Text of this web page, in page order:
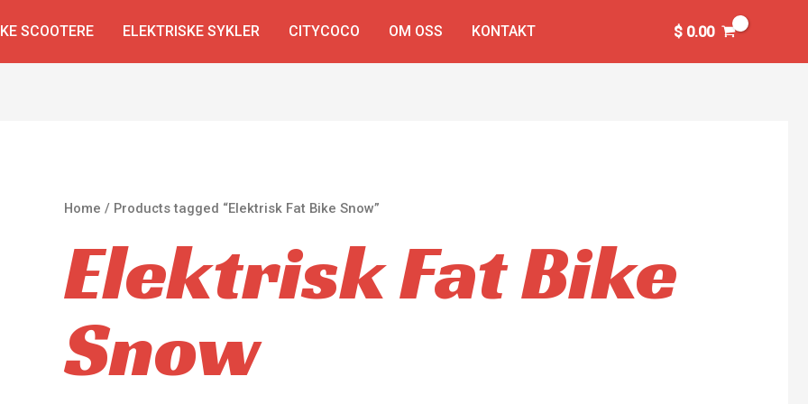
SCOOTERE ELEKTRISKE SYKLER CITYCOCO OM OSS KONTAKT $0.00
Home / Products tagged “Elektrisk Fat Bike Snow”
Elektrisk Fat Bike
Snow